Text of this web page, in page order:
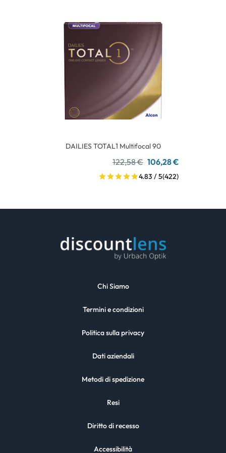
DAILIES TOTAL1 Multifocal 90
122,58 € 106,28 €
4.83 / 5(422)
Chi Siamo
Termini e condizioni
Politica sulla privacy
Dati aziendali
Metodi di spedizione
Resi
Diritto di recesso
Accessibilità